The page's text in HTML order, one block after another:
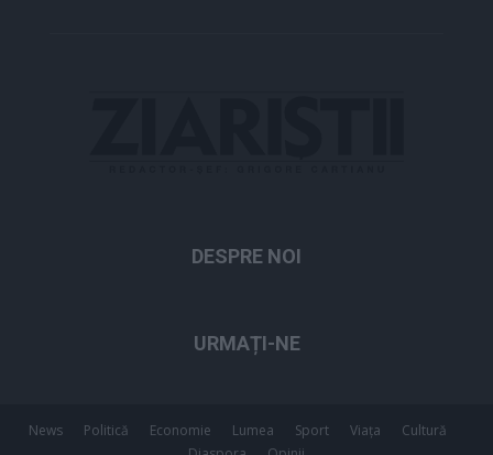
DESPRE NOI
URMAȚI-NE
News Politică Economie Lumea Sport Viața
Cultură